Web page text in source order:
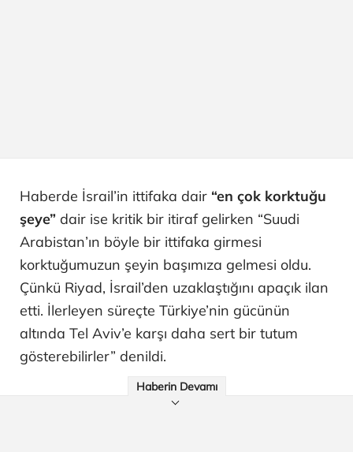
Haberde İsrail’in ittifaka dair “en çok korktuğu
şeye” dair ise kritik bir itiraf gelirken “Suudi
Arabistan’ın böyle bir ittifaka girmesi
korktuğumuzun şeyin başımıza gelmesi oldu.
Çünkü Riyad, İsrail’den uzaklaştığını apaçık ilan
etti. İlerleyen süreçte Türkiye’nin gücünün
altında Tel Aviv’e karşı daha sert bir tutum
gösterebilirler” denildi.
Haberin Devamı